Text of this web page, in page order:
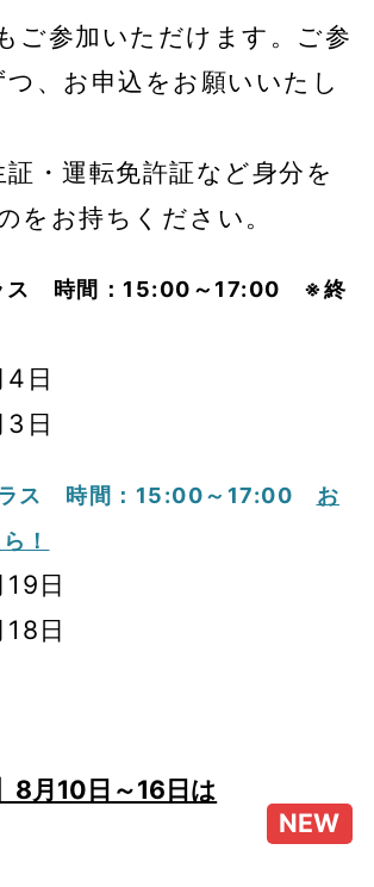
ご参加いただけます。ご参
、お申込をお願いいたし
・運転免許証など身分を
をお持ちください。
ス 時間：15:00～17:00 ※終
4日
3日
ス 時間：15:00～17:00 お
！
日
日
8月10日～16日は